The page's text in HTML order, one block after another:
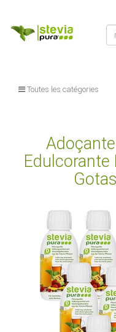
Toutes les catégories
Edulcorante